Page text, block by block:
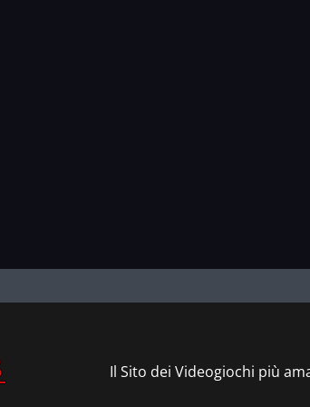
Il Sito dei Videogiochi più